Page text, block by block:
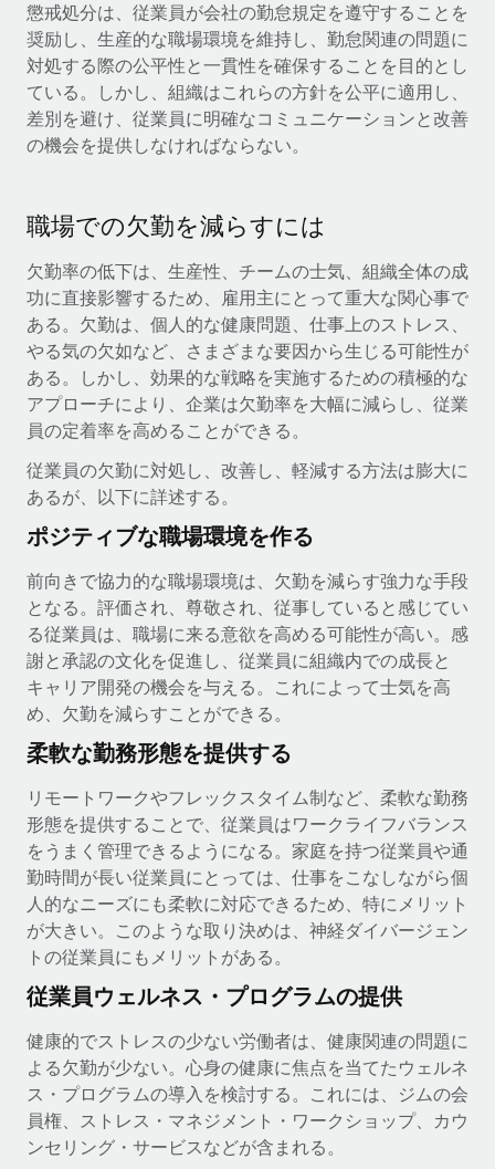
懲戒処分は、従業員が会社の勤怠規定を遵守することを
奨励し、生産的な職場環境を維持し、勤怠関連の問題に
対処する際の公平性と一貫性を確保することを目的とし
ている。しかし、組織はこれらの方針を公平に適用し、
差別を避け、従業員に明確なコミュニケーションと改善
の機会を提供しなければならない。
職場での欠勤を減らすには
欠勤率の低下は、生産性、チームの士気、組織全体の成
功に直接影響するため、雇用主にとって重大な関心事で
ある。欠勤は、個人的な健康問題、仕事上のストレス、
やる気の欠如など、さまざまな要因から生じる可能性が
ある。しかし、効果的な戦略を実施するための積極的な
アプローチにより、企業は欠勤率を大幅に減らし、従業
員の定着率を高めることができる。
従業員の欠勤に対処し、改善し、軽減する方法は膨大に
あるが、以下に詳述する。
ポジティブな職場環境を作る
前向きで協力的な職場環境は、欠勤を減らす強力な手段
となる。評価され、尊敬され、従事していると感じてい
る従業員は、職場に来る意欲を高める可能性が高い。感
謝と承認の文化を促進し、従業員に組織内での成長と
キャリア開発の機会を与える。これによって士気を高
め、欠勤を減らすことができる。
柔軟な勤務形態を提供する
リモートワークやフレックスタイム制など、柔軟な勤務
形態を提供することで、従業員はワークライフバランス
をうまく管理できるようになる。家庭を持つ従業員や通
勤時間が長い従業員にとっては、仕事をこなしながら個
人的なニーズにも柔軟に対応できるため、特にメリット
が大きい。このような取り決めは、神経ダイバージェン
トの従業員にもメリットがある。
従業員ウェルネス・プログラムの提供
健康的でストレスの少ない労働者は、健康関連の問題に
よる欠勤が少ない。心身の健康に焦点を当てたウェルネ
ス・プログラムの導入を検討する。これには、ジムの会
員権、ストレス・マネジメント・ワークショップ、カウ
ンセリング・サービスなどが含まれる。